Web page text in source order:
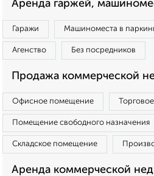
Аренда гаржей,
Гаражи Машиноместа в
Агенство Без посредников
Продажа коммерческой
Офисное помещение
Помещение свободного назначения
Складское помещение
Аренда коммерческой